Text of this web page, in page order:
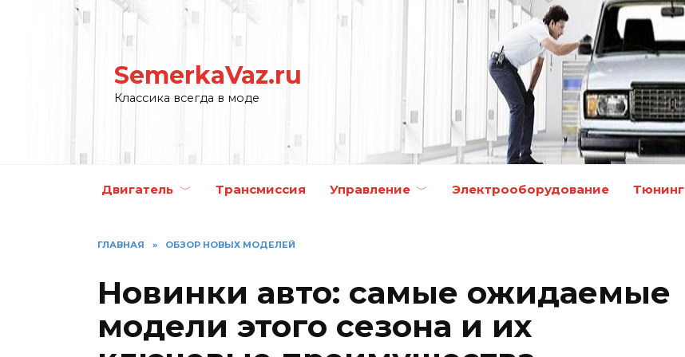
SemerkaVaz.ru
Классика всегда в моде
Двигатель Трансмиссия Управление Электрооборудование Тюнинг
ГЛАВНАЯ » ОБЗОР НОВЫХ МОДЕЛЕЙ
Новинки авто: самые ожидаемые
модели этого сезона и их